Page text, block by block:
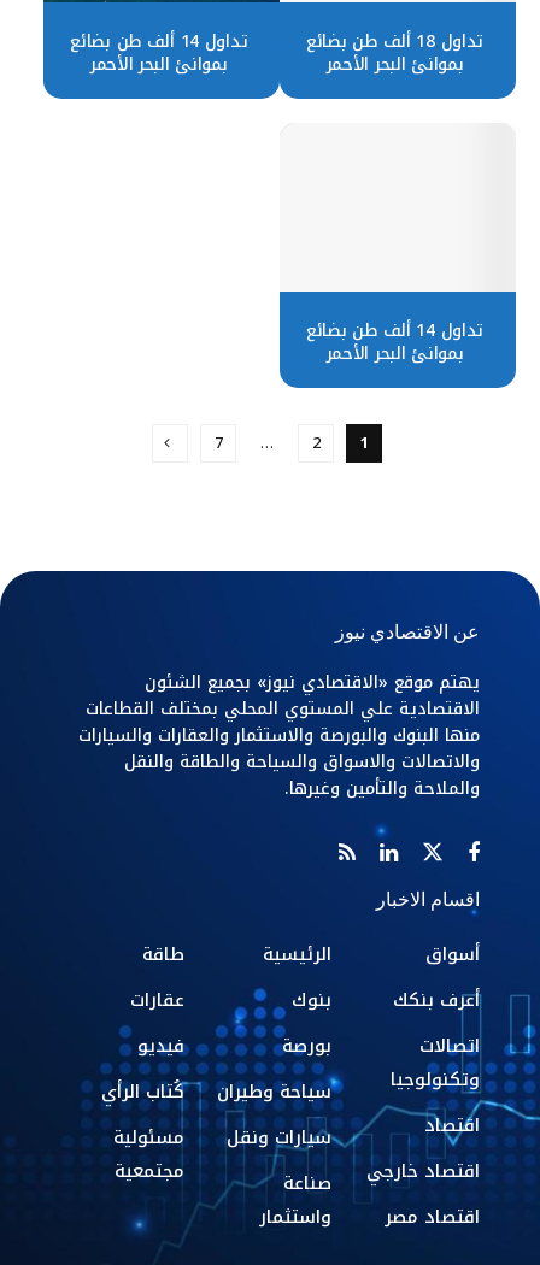
تداول 18 ألف طن بضائع
بموانئ البحر الأحمر
تداول 14 ألف طن بضائع
بموانئ البحر الأحمر
تداول 14 ألف طن بضائع
بموانئ البحر الأحمر
1
2
…
7
عن الاقتصادي نيوز
يهتم موقع «الاقتصادي نيوز» بجميع الشئون
الاقتصادية علي المستوي المحلي بمختلف القطاعات
منها البنوك والبورصة والاستثمار والعقارات والسيارات
والاتصالات والاسواق والسياحة والطاقة والنقل
والملاحة والتأمين وغيرها.
اقسام الاخبار
أسواق
أعرف بنكك
اتصالات
وتكنولوجيا
اقتصاد
اقتصاد خارجي
اقتصاد مصر
الرئيسية
بنوك
بورصة
سياحة وطيران
سيارات ونقل
صناعة
واستثمار
طاقة
عقارات
فيديو
كُتاب الرأي
مسئولية
مجتمعية